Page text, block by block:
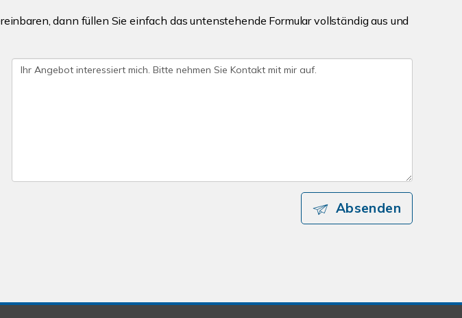
dann füllen Sie einfach das untenstehende Formular vollständig aus und
Absenden